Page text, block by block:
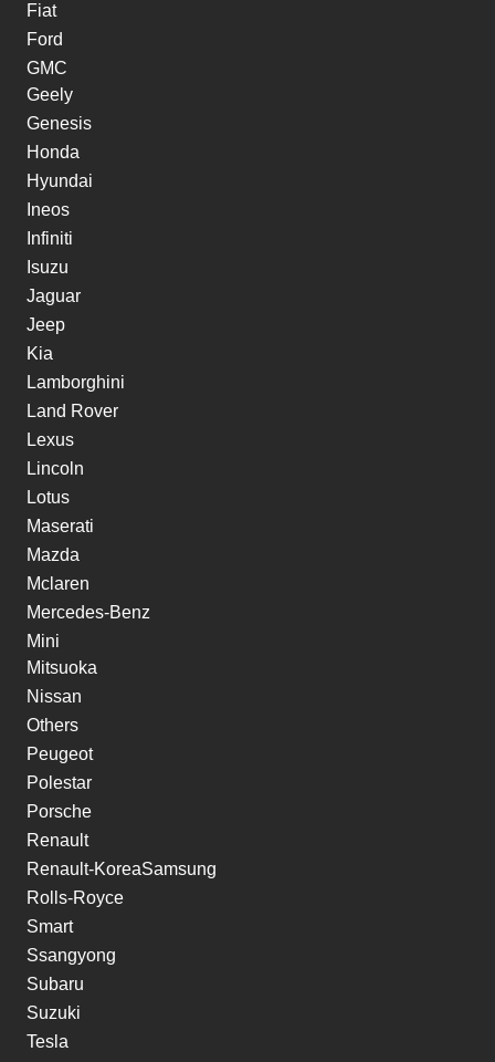
Fiat
Ford
GMC
Geely
Genesis
Honda
Hyundai
Ineos
Infiniti
Isuzu
Jaguar
Jeep
Kia
Lamborghini
Land Rover
Lexus
Lincoln
Lotus
Maserati
Mazda
Mclaren
Mercedes-Benz
Mini
Mitsuoka
Nissan
Others
Peugeot
Polestar
Porsche
Renault
Renault-KoreaSamsung
Rolls-Royce
Smart
Ssangyong
Subaru
Suzuki
Tesla